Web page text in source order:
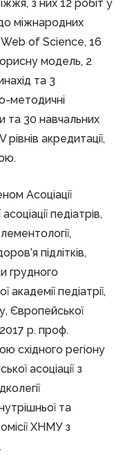
з них 12 робіт у
міжнародних
of Science, 16
модель, 2
та 3
методичні
та 30 навчальних
рівнів акредитації,
Асоціації
педіатрів,
підлітків,
грудного
педіатрії,
Європейської
2017 р. проф.
східного регіону
асоціації з
та
ХНМУ з